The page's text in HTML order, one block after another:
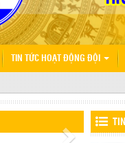
TIN TỨC HOẠT ĐỘNG ĐỘI